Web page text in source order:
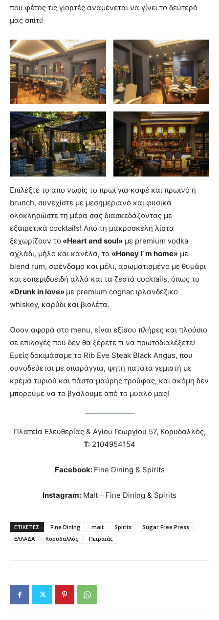
που φέτος τις γιορτές αναμένεται να γίνει το δεύτερό
μας σπίτι!
Επιλέξτε το απο νωρίς το πρωί για καφέ και πρωινό ή
brunch, συνεχίστε με μεσημεριανό και φυσικά
ολοκληρώστε τη μέρα σας διασκεδάζοντας με
εξαιρετικά cocktails! Από τη μακροσκελή λίστα
ξεχωρίζουν το «Heart and soul» με premium vodka
αχλάδι, μήλο και κανέλα, το «Honey I’ m home» με
blend rum, σφένδαμο και μέλι, αρωματισμένο με θυμάρι
και εσπεριδοειδή αλλά και τα ζεστά cocktails, όπως το
«Drunk in love» με premium cognac ιρλανδέζικο
whiskey, καρύδι και βιολέτα.
Όσον αφορά στο menu, είναι εξίσου πλήρες και πλούσιο
σε επιλογές που δεν θα ξέρετε τι να πρωτοδιαλέξετε!
Εμείς δοκιμάσαμε το Rib Eye Steak Black Angus, που
συνοδεύεται με σπαράγγια, ψητή πατάτα γεμιστή με
κρέμα τυριού και πάστα μαύρης τρούφας, και ακόμη δεν
μπορούμε να το βγάλουμε από το μυαλό μας!
Πλατεία Ελευθερίας & Αγίου Γεωργίου 57, Κορυδαλλός,
T: 2104954154
Facebook: Fine Dining & Spirits
Instagram: Malt – Fine Dining & Spirits
ΕΤΙΚΕΤΕΣ Fine Dining malt Spirits
Sugar Free Press
ΕΛΛΑΔΑ
Κορυδαλλός Πειραιάς